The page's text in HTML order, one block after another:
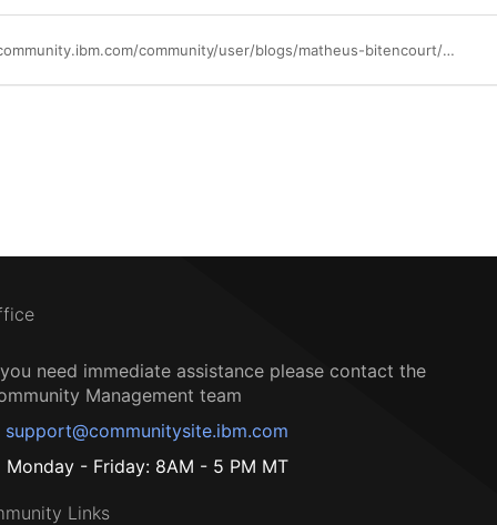
https://community.ibm.com/community/user/blogs/matheus-bitencourt/2024/03/18/watsonx-orchestrate-cp4d
need immediate assistance please contact the
Management team
support@communitysite.ibm.com
Monday - Friday: 8AM - 5 PM MT
Links